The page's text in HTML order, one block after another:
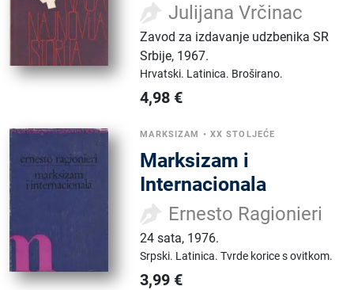
Julijana Vrčinac
Zavod za izdavanje udzbenika SR
Srbije, 1967.
Hrvatski. Latinica. Broširano.
4,98 €
MARKSIZAM • XX STOLJEĆE
Marksizam i
Internacionala
Ernesto Ragionieri
24 sata, 1976.
Srpski. Latinica.Tvrde korice s ovitkom.
3,99 €